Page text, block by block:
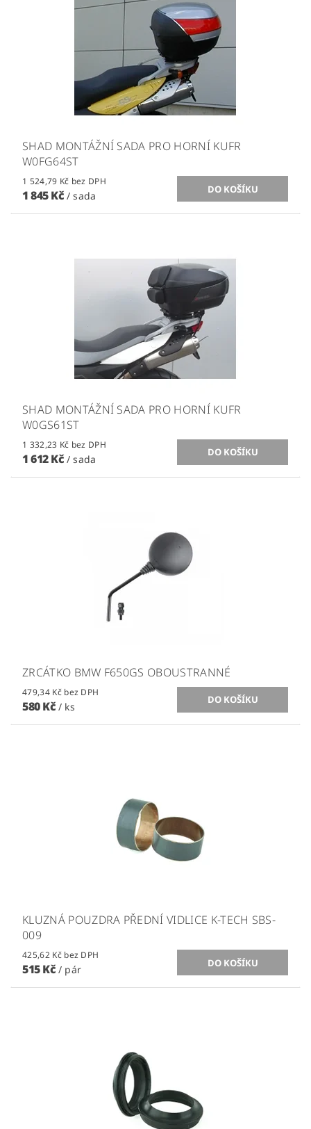
SHAD MONTÁŽNÍ SADA PRO HORNÍ KUFR
W0FG64ST
1 524,79 Kč bez DPH
1 845 Kč / sada
SHAD MONTÁŽNÍ SADA PRO HORNÍ KUFR
W0GS61ST
1 332,23 Kč bez DPH
1 612 Kč / sada
ZRCÁTKO BMW F650GS OBOUSTRANNÉ
479,34 Kč bez DPH
580 Kč / ks
KLUZNÁ POUZDRA PŘEDNÍ VIDLICE K-TECH SBS-
009
425,62 Kč bez DPH
515 Kč / pár